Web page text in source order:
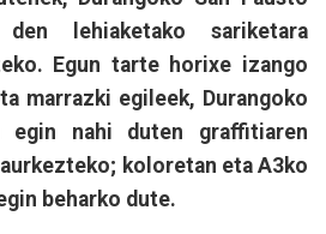
lehiaketako sariketara
Egun tarte horixe izango
marrazki egileek, Durangoko
egin nahi duten graffitiaren
koloretan eta A3ko
beharko dute.